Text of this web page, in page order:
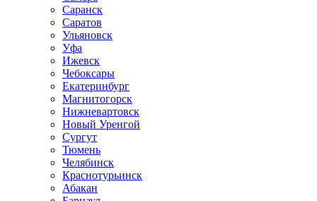
Саранск
Саратов
Ульяновск
Уфа
Ижевск
Чебоксары
Екатеринбург
Магнитогорск
Нижневартовск
Новый Уренгой
Сургут
Тюмень
Челябинск
Краснотурьинск
Абакан